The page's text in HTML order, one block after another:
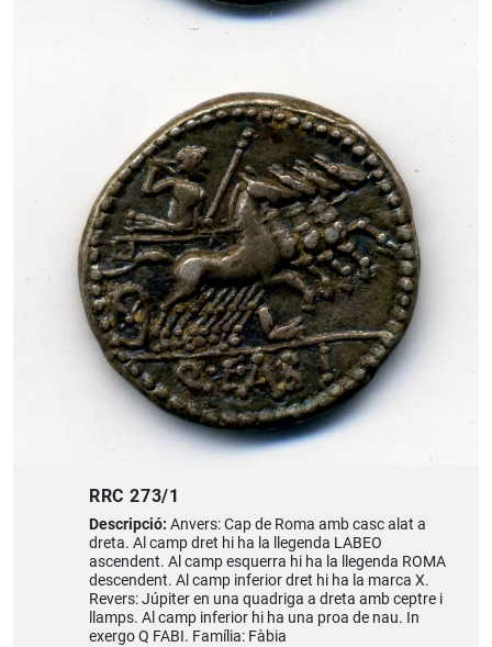
RRC 273/1
Descripció: Anvers: Cap de Roma amb casc alat a
dreta. Al camp dret hi ha la llegenda LABEO
ascendent. Al camp esquerra hi ha la llegenda ROMA
descendent. Al camp inferior dret hi ha la marca X.
Revers: Júpiter en una quadriga a dreta amb ceptre i
llamps. Al camp inferior hi ha una proa de nau. In
exergo Q FABI. Família: Fàbia